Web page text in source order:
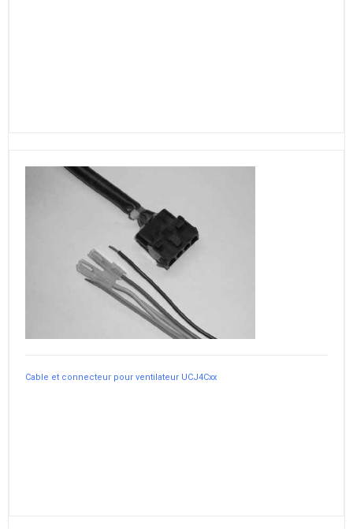
Cable et connecteur pour ventilateur UCJ4Cxx